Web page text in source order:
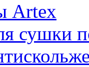
Artex
сушки